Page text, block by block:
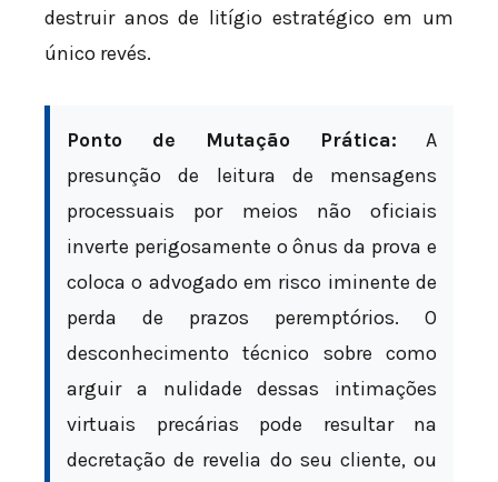
destruir anos de litígio estratégico em um
único revés.
Ponto de Mutação Prática: A
presunção de leitura de mensagens
processuais por meios não oficiais
inverte perigosamente o ônus da prova e
coloca o advogado em risco iminente de
perda de prazos peremptórios. O
desconhecimento técnico sobre como
arguir a nulidade dessas intimações
virtuais precárias pode resultar na
decretação de revelia do seu cliente, ou